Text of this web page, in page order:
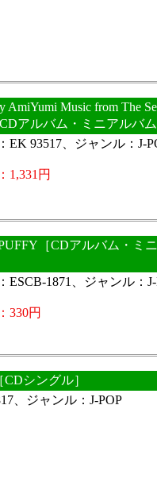
AmiYumi Music from The
アルバム・ミニアルバ
EK 93517、ジャンル：J-
1,331円
［CDアルバム・ミ
ESCB-1871、ジャンル：J-
330円
シングル］
、ジャンル：J-POP